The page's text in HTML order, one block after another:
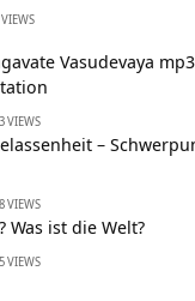
Vasudevaya mp3
VIEWS
–
VIEWS
Was ist die Welt?
VIEWS